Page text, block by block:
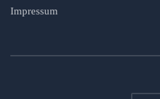
Impressum